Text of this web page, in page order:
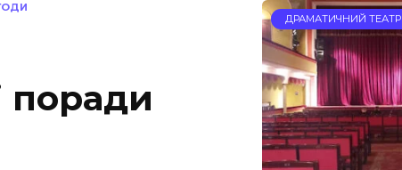
поради
ДРАМАТИЧНИЙ ТЕАТР